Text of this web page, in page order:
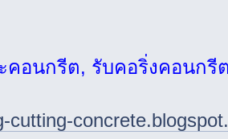
คอนกรีต, รับคอริ่งคอนกรี
cutting-